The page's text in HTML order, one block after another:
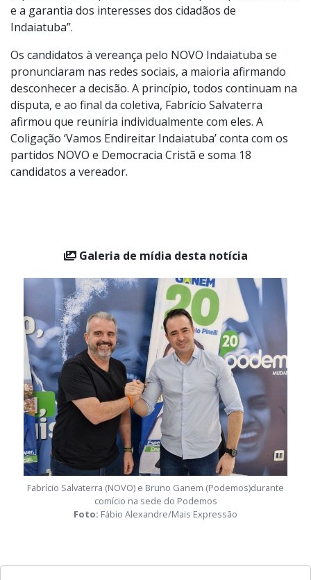
e a garantia dos interesses dos cidadãos de
Indaiatuba”.
Os candidatos à vereança pelo NOVO Indaiatuba se
pronunciaram nas redes sociais, a maioria afirmando
desconhecer a decisão. A princípio, todos continuam na
disputa, e ao final da coletiva, Fabrício Salvaterra
afirmou que reuniria individualmente com eles. A
Coligação ‘Vamos Endireitar Indaiatuba’ conta com os
partidos NOVO e Democracia Cristã e soma 18
candidatos a vereador.
Galeria de mídia desta notícia
Fabrício Salvaterra (NOVO) e Bruno Ganem (Podemos)durante
comício na sede do Podemos
Foto: Fábio Alexandre/Mais Expressão